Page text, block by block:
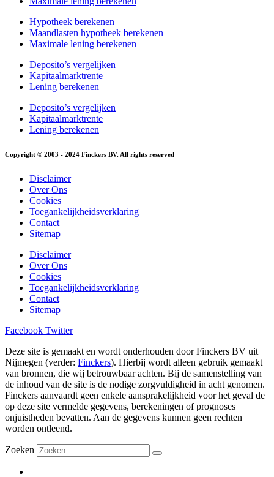
Hypotheek berekenen
Maandlasten hypotheek berekenen
Maximale lening berekenen
Deposito’s vergelijken
Kapitaalmarktrente
Lening berekenen
Deposito’s vergelijken
Kapitaalmarktrente
Lening berekenen
Copyright © 2003 - 2024 Finckers BV. All rights reserved
Disclaimer
Over Ons
Cookies
Toegankelijkheidsverklaring
Contact
Sitemap
Disclaimer
Over Ons
Cookies
Toegankelijkheidsverklaring
Contact
Sitemap
Facebook Twitter
Deze site is gemaakt en wordt onderhouden door Finckers BV uit
Nijmegen (verder: Finckers). Hierbij wordt alleen gebruik gemaakt
van bronnen, die wij betrouwbaar achten. Bij de samenstelling van
de inhoud van de site is de nodige zorgvuldigheid in acht genomen.
Finckers aanvaardt geen enkele aansprakelijkheid voor het geval de
op deze site vermelde gegevens, berekeningen of prognoses
onjuistheden bevatten. Aan de gegevens kunnen geen rechten
worden ontleend.
Zoeken